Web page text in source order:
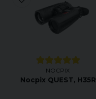
NOCPIX
Nocpix QUEST, H35R